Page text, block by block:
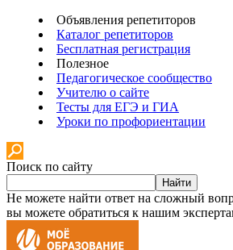
Объявления репетиторов
Каталог репетиторов
Бесплатная регистрация
Полезное
Педагогическое сообщество
Учителю о сайте
Тесты для ЕГЭ и ГИА
Уроки по профориентации
Поиск по сайту
Найти
Не можете найти ответ на сложный
вы можете обратиться к нашим